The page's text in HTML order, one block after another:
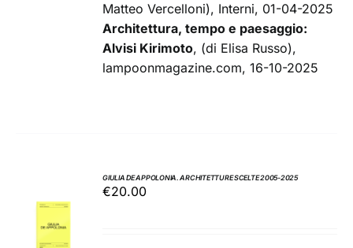
Matteo Vercelloni), Interni, 01-04-2025
Architettura, tempo e paesaggio:
Alvisi Kirimoto, (di Elisa Russo),
lampoonmagazine.com, 16-10-2025
CARRELLO
/
GIULIA DE APPOLONIA. ARCHITETTURE SCELTE 2005-2025
€20.00